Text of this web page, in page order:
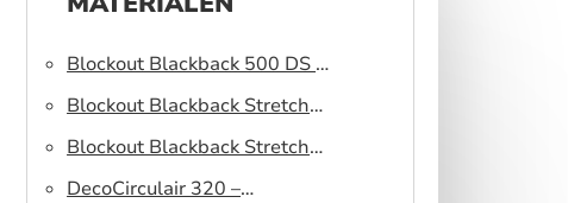
Blockout Blackback 500 DS –
Lichtblokkerend peesdoek
Blockout Blackback Stretch
320 DS – Lichtblokkerend
peesdoek
Blockout Blackback Stretch
500 DS – Lichtblokkerend
DecoCirculair 320 –